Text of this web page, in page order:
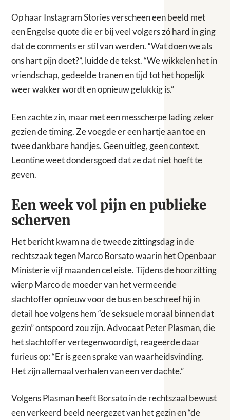
Op haar Instagram Stories verscheen een beeld met
een Engelse quote die er bij veel volgers zó hard in ging
dat de comments er stil van werden. “Wat doen we als
ons hart pijn doet?”, luidde de tekst. “We wikkelen het in
vriendschap, gedeelde tranen en tijd tot het hopelijk
weer wakker wordt en opnieuw gelukkig is.”
Een zachte zin, maar met een messcherpe lading zeker
gezien de timing. Ze voegde er een hartje aan toe en
twee dankbare handjes. Geen uitleg, geen context.
Leontine weet dondersgoed dat ze dat niet hoeft te
geven.
Een week vol pijn en publieke
scherven
Het bericht kwam na de tweede zittingsdag in de
rechtszaak tegen Marco Borsato waarin het Openbaar
Ministerie vijf maanden cel eiste. Tijdens de hoorzitting
wierp Marco de moeder van het vermeende
slachtoffer opnieuw voor de bus en beschreef hij in
detail hoe volgens hem “de seksuele moraal binnen dat
gezin” ontspoord zou zijn. Advocaat Peter Plasman, die
het slachtoffer vertegenwoordigt, reageerde daar
furieus op: “Er is geen sprake van waarheidsvinding.
Het zijn allemaal verhalen van een verdachte.”
Volgens Plasman heeft Borsato in de rechtszaal bewust
een verkeerd beeld neergezet van het gezin en “de